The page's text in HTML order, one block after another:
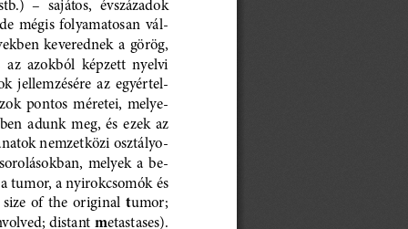
mégis  folyamatosan  vál-
keverednek  a  görög,
az  azokból  képzett  nyelvi
jellemzésére  az  egyértel-
pontos  méretei,  melye-
adunk  meg,  és  ezek  az
nemzetközi osztályo-
melyek  a  be-
tumor, a nyirokcsomók és
size  of  the  original tumor;
distant metastases).